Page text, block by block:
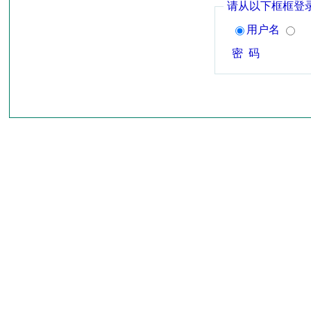
请从以下框框登
用户名
密 码